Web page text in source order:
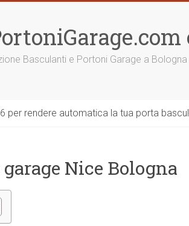
Basculanti e Portoni Garage a
per rendere automatica la tua porta
Nice Bologna